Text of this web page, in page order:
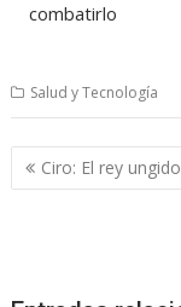
combatirlo
Salud y Tecnología
Navegación
de
Ciro: El rey